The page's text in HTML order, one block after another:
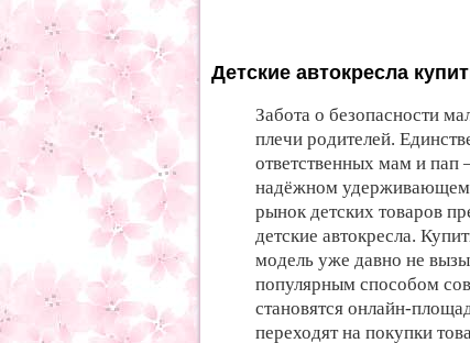
Детские автокресла
Забота о безопасности
плечи родителей.
ответственных мам и пап
надёжном удерживающем
рынок детских товаров
детские автокресла.
модель уже давно не
популярным способом
становятся онлайн-
переходят на покупки